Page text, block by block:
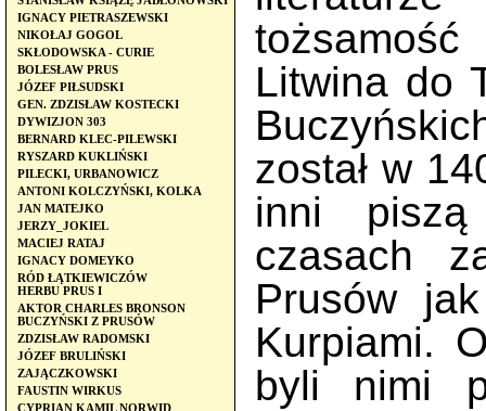
IGNACY PIETRASZEWSKI
NIKOŁAJ GOGOL
SKŁODOWSKA - CURIE
BOLESŁAW PRUS
JÓZEF PIŁSUDSKI
GEN. ZDZISŁAW KOSTECKI
DYWIZJON 303
BERNARD KLEC-PILEWSKI
RYSZARD KUKLIŃSKI
PILECKI, URBANOWICZ
ANTONI KOLCZYŃSKI, KOLKA
JAN MATEJKO
JERZY_JOKIEL
MACIEJ RATAJ
IGNACY DOMEYKO
RÓD ŁĄTKIEWICZÓW
HERBU PRUS I
AKTOR CHARLES BRONSON
BUCZYŃSKI Z PRUSÓW
ZDZISŁAW RADOMSKI
JÓZEF BRULIŃSKI
ZAJĄCZKOWSKI
FAUSTIN WIRKUS
CYPRIAN KAMIL NORWID
Litwina do
został w
inni piszą
czasach
Prusów
Kurpiami.
byli nimi